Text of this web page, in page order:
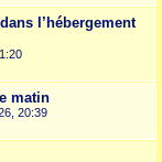
l’hébergement
matin
20:39